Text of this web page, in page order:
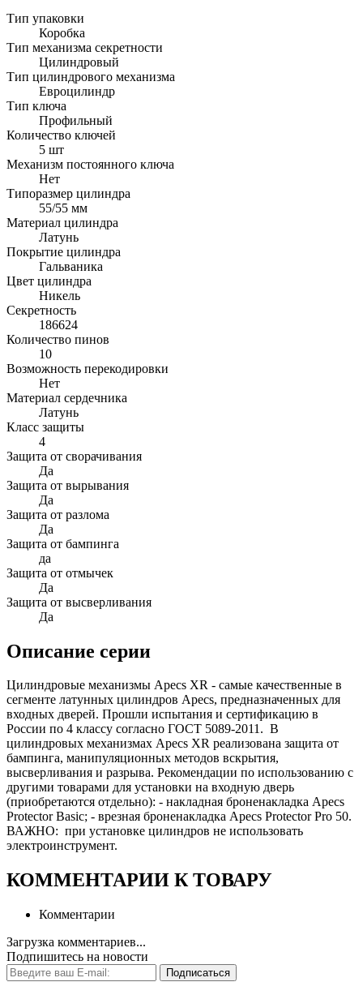
Тип упаковки
Коробка
Тип механизма секретности
Цилиндровый
Тип цилиндрового механизма
Евроцилиндр
Тип ключа
Профильный
Количество ключей
5 шт
Механизм постоянного ключа
Нет
Типоразмер цилиндра
55/55 мм
Материал цилиндра
Латунь
Покрытие цилиндра
Гальваника
Цвет цилиндра
Никель
Секретность
186624
Количество пинов
10
Возможность перекодировки
Нет
Материал сердечника
Латунь
Класс защиты
4
Защита от сворачивания
Да
Защита от вырывания
Да
Защита от разлома
Да
Защита от бампинга
да
Защита от отмычек
Да
Защита от высверливания
Да
Описание серии
Цилиндровые механизмы Apecs XR - самые качественные в
сегменте латунных цилиндров Apecs, предназначенных для
входных дверей. Прошли испытания и сертификацию в
России по 4 классу согласно ГОСТ 5089-2011. В
цилиндровых механизмах Apecs XR реализована защита от
бампинга, манипуляционных методов вскрытия,
высверливания и разрыва. Рекомендации по использованию с
другими товарами для установки на входную дверь
(приобретаются отдельно): - накладная броненакладка Apecs
Protector Basic; - врезная броненакладка Apecs Protector Pro 50.
ВАЖНО: при установке цилиндров не использовать
электроинструмент.
КОММЕНТАРИИ К ТОВАРУ
Комментарии
Загрузка комментариев...
Подпишитесь на новости
Подписаться